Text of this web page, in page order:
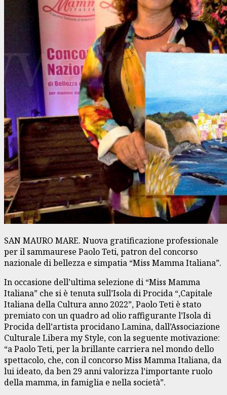
SAN MAURO MARE. Nuova gratificazione professionale
per il sammaurese Paolo Teti, patron del concorso
nazionale di bellezza e simpatia “Miss Mamma Italiana”.
In occasione dell’ultima selezione di “Miss Mamma
Italiana” che si è tenuta sull’Isola di Procida “,Capitale
Italiana della Cultura anno 2022”, Paolo Teti è stato
premiato con un quadro ad olio raffigurante l’Isola di
Procida dell’artista procidano Lamina, dall’Associazione
Culturale Libera my Style, con la seguente motivazione:
“a Paolo Teti, per la brillante carriera nel mondo dello
spettacolo, che, con il concorso Miss Mamma Italiana, da
lui ideato, da ben 29 anni valorizza l’importante ruolo
della mamma, in famiglia e nella società”.